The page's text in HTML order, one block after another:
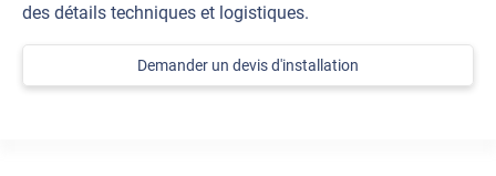
des détails techniques et logistiques.
Demander un devis d'installation